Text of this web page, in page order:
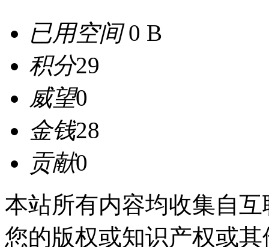
已用空间0 B
积分29
威望0
金钱28
贡献0
本站所有内容均收集自
您的版权或知识产权或